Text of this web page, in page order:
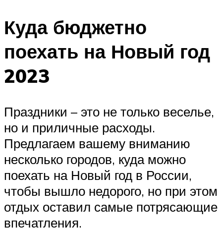
Куда бюджетно
поехать на Новый год
2023
Праздники – это не только веселье,
но и приличные расходы.
Предлагаем вашему вниманию
несколько городов, куда можно
поехать на Новый год в России,
чтобы вышло недорого, но при этом
отдых оставил самые потрясающие
впечатления.